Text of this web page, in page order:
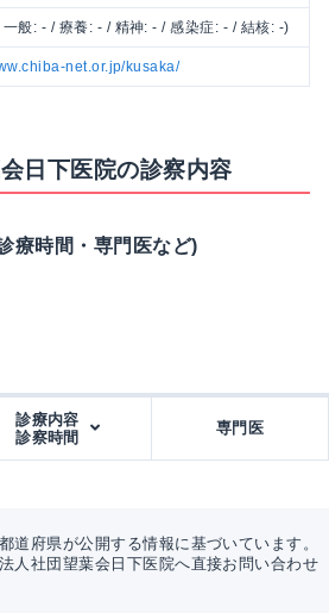
般: - / 療養: - / 精神: - / 感染症: - / 結核: -)
net.or.jp/kusaka/
日下医院の診察内容
療時間・専門医など)
診療内容
診察時間
専門医
道府県が公開する情報に基づいています。
人社団望葉会日下医院へ直接お問い合わせ